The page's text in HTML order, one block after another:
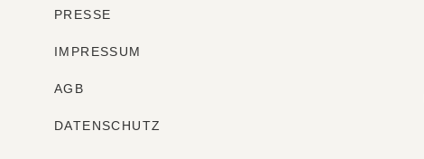
PRESSE
IMPRESSUM
AGB
DATENSCHUTZ